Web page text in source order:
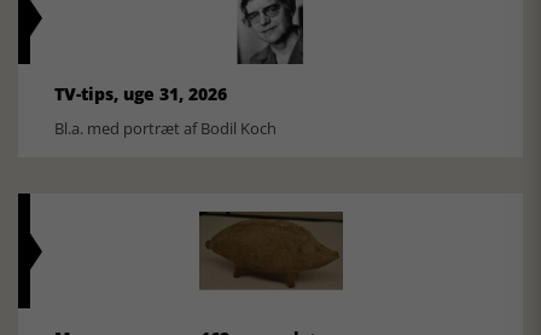
TV-tips, uge 31, 2026
Bl.a. med portræt af Bodil Koch